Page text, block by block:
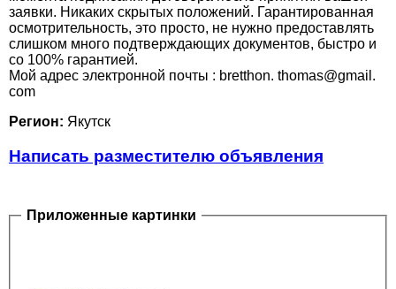
заявки. Никаких скрытых положений. Гарантированная
осмотрительность, это просто, не нужно предоставлять
слишком много подтверждающих документов, быстро и
со 100% гарантией.
Мой адрес электронной почты : bretthon. thomas@gmail.
com
Регион: Якутск
Написать разместителю объявления
Приложенные картинки